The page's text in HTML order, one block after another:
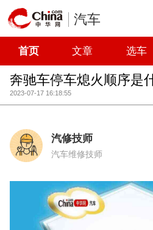
汽车
首页 文章 选车
奔驰车停车熄火顺序是
2023-07-17 16:18:55
汽修技师
汽车维修技师